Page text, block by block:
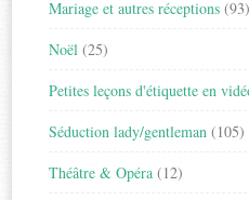
Mariage et autres réceptions (93)
Noël (25)
Petites leçons d'étiquette en
Séduction lady/gentleman (105)
Théâtre & Opéra (12)